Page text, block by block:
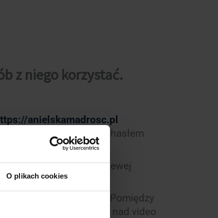
O plikach cookies
z niego korzystać.
anielskamadrosc.pl
adresem e-mail oraz hasłem
masz w zakładce po lewej
przeglądać lekcje. Pomiędzy
klikając niebieski guzik nad video